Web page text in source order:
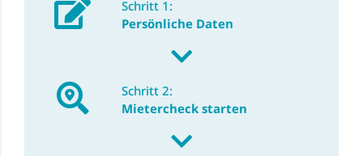
Schritt 1:
Persönliche Daten
Schritt 2:
Mietercheck starten